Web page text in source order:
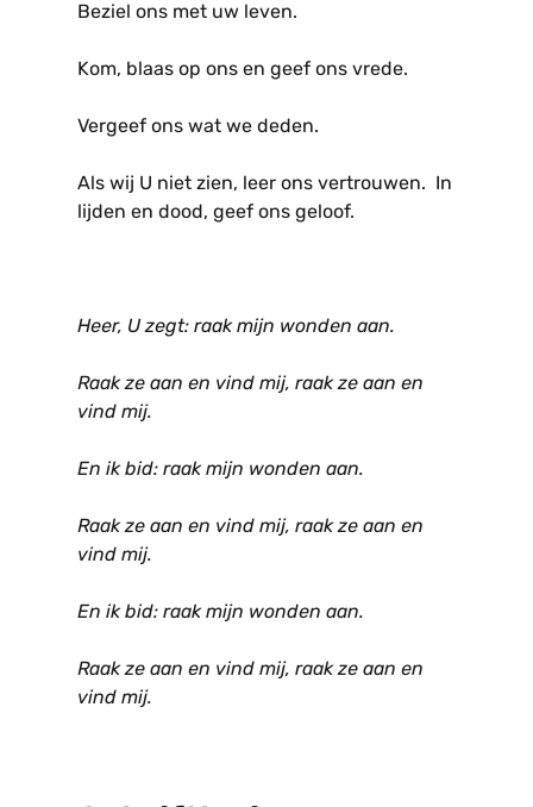
Beziel ons met uw leven.
Kom, blaas op ons en geef ons vrede.
Vergeef ons wat we deden.
Als wij U niet zien, leer ons vertrouwen. In
lijden en dood, geef ons geloof.
Heer, U zegt: raak mijn wonden aan.
Raak ze aan en vind mij, raak ze aan en
vind mij.
En ik bid: raak mijn wonden aan.
Raak ze aan en vind mij, raak ze aan en
vind mij.
En ik bid: raak mijn wonden aan.
Raak ze aan en vind mij, raak ze aan en
vind mij.